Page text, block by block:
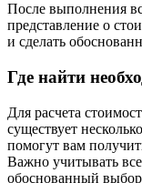
После выполнения
представление о
и сделать
Где найти
Для расчета
существует
помогут вам
Важно учитывать
обоснованный